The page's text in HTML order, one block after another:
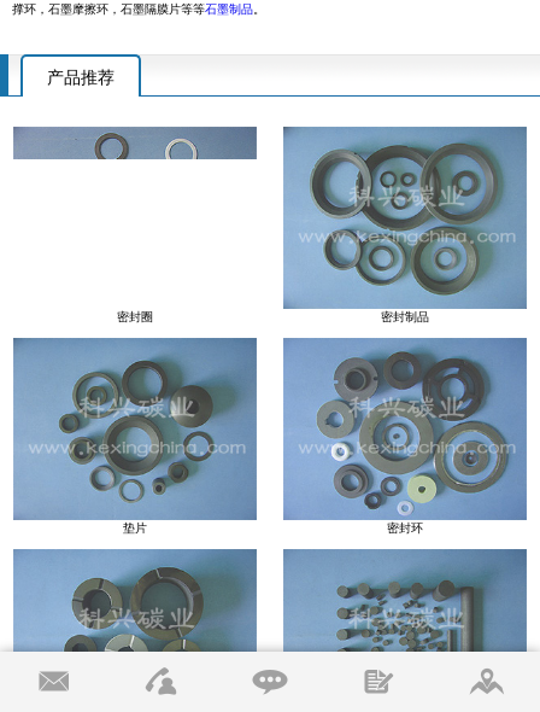
撑环，石墨摩擦环，石墨隔膜片等等石墨制品
产品推荐
密封圈 密封制品
垫片 密封环